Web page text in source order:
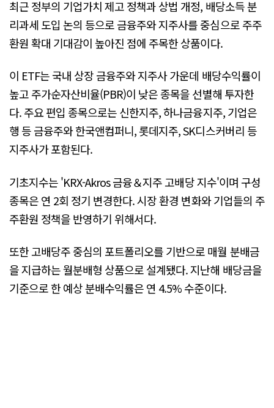
최근 정부의 기업가치 제고 정책과 상법 개정, 배당소득 분
리과세 도입 논의 등으로 금융주와 지주사를 중심으로 주주
환원 확대 기대감이 높아진 점에 주목한 상품이다.
이 ETF는 국내 상장 금융주와 지주사 가운데 배당수익률이
높고 주가순자산비율(PBR)이 낮은 종목을 선별해 투자한
다. 주요 편입 종목으로는 신한지주, 하나금융지주, 기업은
행 등 금융주와 한국앤컴퍼니, 롯데지주, SK디스커버리 등
지주사가 포함된다.
기초지수는 'KRX-Akros 금융＆지주 고배당 지수'이며 구성
종목은 연 2회 정기 변경한다. 시장 환경 변화와 기업들의 주
주환원 정책을 반영하기 위해서다.
또한 고배당주 중심의 포트폴리오를 기반으로 매월 분배금
을 지급하는 월분배형 상품으로 설계됐다. 지난해 배당금을
기준으로 한 예상 분배수익률은 연 4.5% 수준이다.